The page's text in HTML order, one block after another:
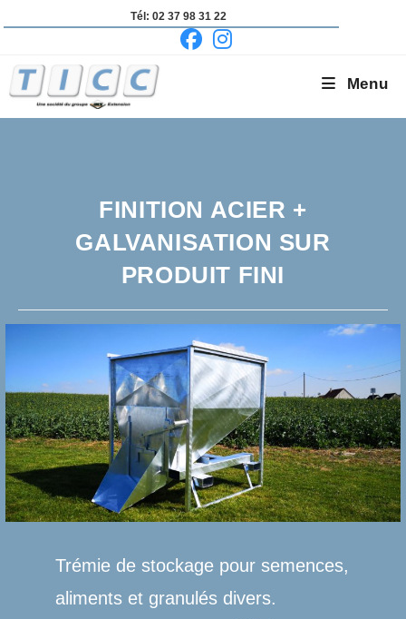
to
Tél: 02 37 98 31 22
Menu
FINITION ACIER +
GALVANISATION SUR
PRODUIT FINI
Trémie de stockage pour semences,
aliments et granulés divers.